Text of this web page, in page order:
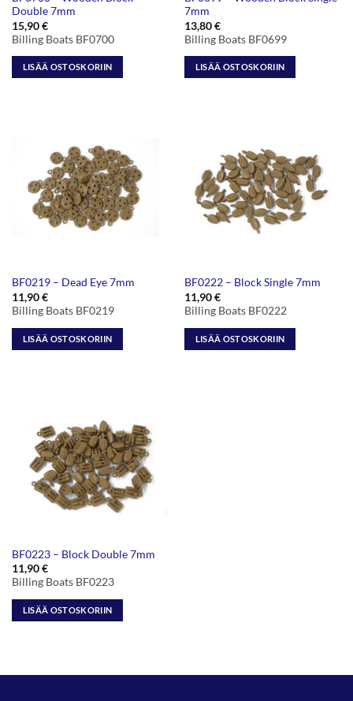
Double 7mm
15,90€
Billing Boats BF0700
LISÄÄ OSTOSKORIIN
7mm
13,80€
Billing Boats BF0699
LISÄÄ OSTOSKORIIN
BF0219 – Dead Eye 7mm
11,90€
Billing Boats BF0219
LISÄÄ OSTOSKORIIN
BF0222 – Block Single 7mm
11,90€
Billing Boats BF0222
LISÄÄ OSTOSKORIIN
BF0223 – Block Double 7mm
11,90€
Billing Boats BF0223
LISÄÄ OSTOSKORIIN